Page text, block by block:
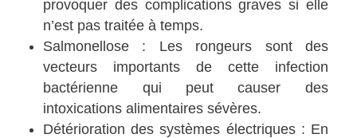
provoquer des complications graves si elle
n’est pas traitée à temps.
Salmonellose : Les rongeurs sont des
vecteurs importants de cette infection
bactérienne qui peut causer des
intoxications alimentaires sévères.
Détérioration des systèmes électriques : En